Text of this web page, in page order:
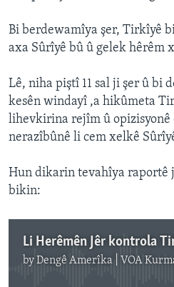
Bi berdewamîya şer, Tirkîyê
axa Sûrîyê bû û gelek hêrêm
Lê, niha piştî 11 sal ji şer û bi
kesên windayî ,a hikûmeta
lihevkirina rejîm û opizisyonê
nerazîbûnê li cem xelkê
Hun dikarin tevahîya raportê
bikin:
byDengê Amerîka | VOA
No media source